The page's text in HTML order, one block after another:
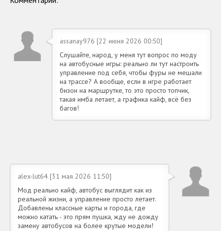
assanay976 [22 июня 2026 00:50]
Слушайте, народ, у меня тут вопрос по моду
на автобусные игры: реально ли тут настроить
управление под себя, чтобы фуры не мешали
на трассе? А вообще, если в игре работает
бизон на маршрутке, то это просто топчик,
такая имба летает, а графика кайф, всё без
багов!
alex-lut64 [31 мая 2026 11:50]
Мод реально кайф, автобус выглядит как из
реальной жизни, а управление просто летает.
Добавлены классные карты и города, где
можно катать - это прям пушка, жду не дожду
замену автобусов на более крутые модели!